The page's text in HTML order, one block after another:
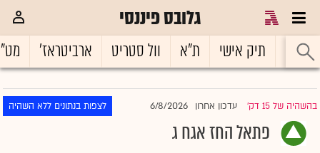
גלובס פיננסי
ראשי תיק אישי ת"א וול סטריט ארביטראז'
בהשהיה של 15 דק' |עדכון אחרון 6/8/2026 לצפות בנתונים ללא השהיה
פתאל החז אגח ג